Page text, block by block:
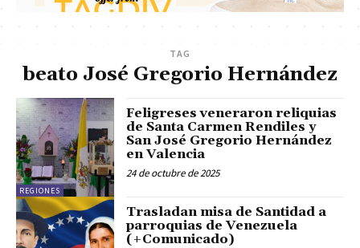
TAG
beato José Gregorio Hernández
REGIONES
Feligreses veneraron reliquias
de Santa Carmen Rendiles y
San José Gregorio Hernández
en Valencia
24 de octubre de 2025
Trasladan misa de Santidad a
parroquias de Venezuela
(+Comunicado)